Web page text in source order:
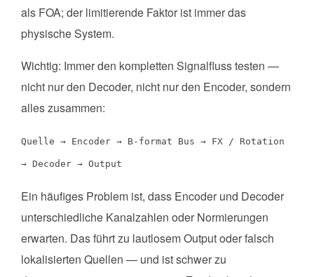
als FOA; der limitierende Faktor ist immer das
physische System.
Wichtig: Immer den kompletten Signalfluss testen —
nicht nur den Decoder, nicht nur den Encoder, sondern
alles zusammen:
Quelle → Encoder → B-format Bus → FX / Rotation
→ Decoder → Output
Ein häufiges Problem ist, dass Encoder und Decoder
unterschiedliche Kanalzahlen oder Normierungen
erwarten. Das führt zu lautlosem Output oder falsch
lokalisierten Quellen — und ist schwer zu